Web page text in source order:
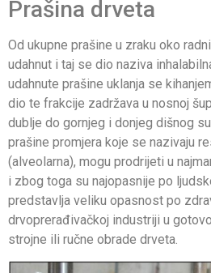
Prašina drveta
Od ukupne prašine u zraku oko
udahnut i taj se dio naziva
udahnute prašine uklanja se
dio te frakcije zadržava u nosnoj
dublje do gornjeg i donjeg dišnog
prašine promjera koje se nazivaju
(alveolarna), mogu prodrijeti u
i zbog toga su najopasnije po
predstavlja veliku opasnost po
drvoprerađivačkoj industriji u
strojne ili ručne obrade drveta.